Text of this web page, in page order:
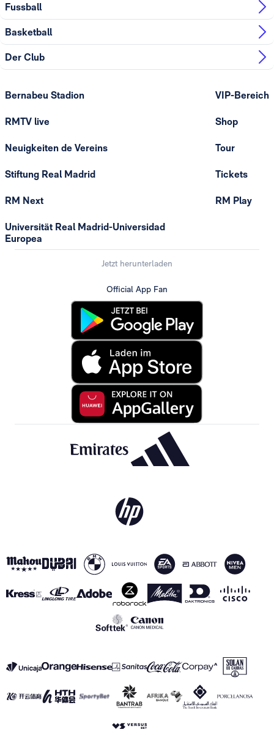
Fussball
Basketball
Der Club
Bernabeu Stadion
RMTV live
Neuigkeiten de Vereins
Stiftung Real Madrid
RM Next
Universität Real Madrid-Universidad
Europea
VIP-Bereich
Shop
Tour
Tickets
RM Play
Jetzt herunterladen
Official App Fan